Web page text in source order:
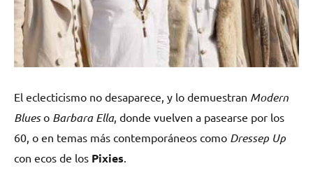
El eclecticismo no desaparece, y lo demuestran Modern
Blueso Barbara Ella, donde vuelven a pasearse por los
60, o en temas más contemporáneos como Dressep Up
con ecos de los Pixies